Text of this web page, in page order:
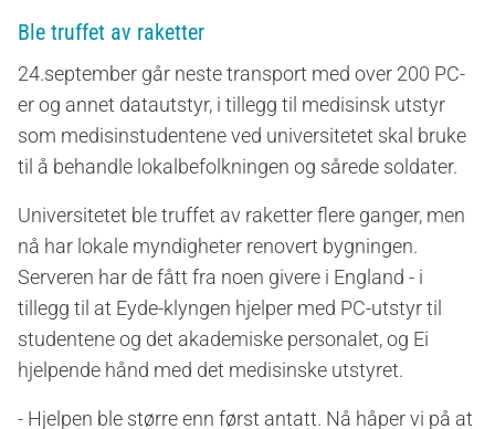
Ble truffet av raketter
24.september går neste transport med over 200 PC-
er og annet datautstyr, i tillegg til medisinsk utstyr
som medisinstudentene ved universitetet skal bruke
til å behandle lokalbefolkningen og sårede soldater.
Universitetet ble truffet av raketter flere ganger, men
nå har lokale myndigheter renovert bygningen.
Serveren har de fått fra noen givere i England - i
tillegg til at Eyde-klyngen hjelper med PC-utstyr til
studentene og det akademiske personalet, og Ei
hjelpende hånd med det medisinske utstyret.
- Hjelpen ble større enn først antatt. Nå håper vi på at